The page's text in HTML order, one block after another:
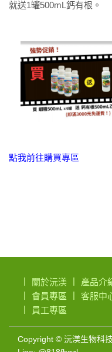
就送1罐500mL鈣有根。
點我前往購買專區
關於沅渼 產品介
會員專區
客服中
員工專區
微
Copyright © 沅渼生物科